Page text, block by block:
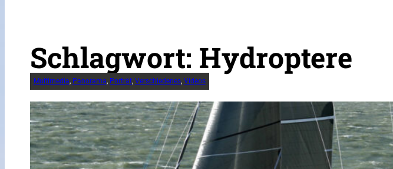
Schlagwort: Hydroptere
Multimedia, Panorama, Porträt, Verschiedenes, Videos